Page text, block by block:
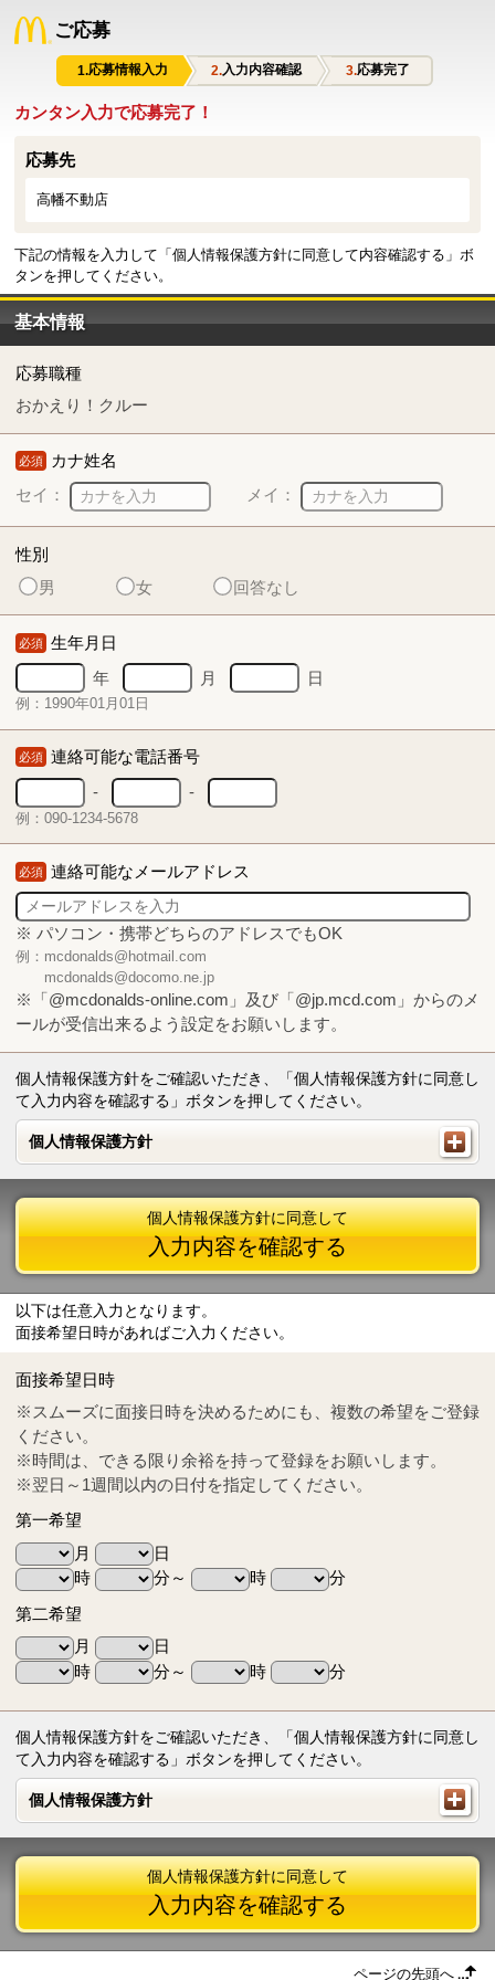
ご応募
応募情報入力 入力内容確認 応募完了
カンタン入力で応募完了！
応募先
高幡不動店
下記の情報を入力して「個人情報保護方針に同意して内容確認する」ボ
タンを押してください。
基本情報
応募職種
おかえり！クルー
必須 カナ姓名
セイ：
メイ：
性別
男
女 回答なし
必須 生年月日
年
月 日
例：1990年01月01日
必須 連絡可能な電話番号
-
-
例：090-1234-5678
必須 連絡可能なメールアドレス
※ パソコン・携帯どちらのアドレスでもOK
例：mcdonalds@hotmail.com
mcdonalds@docomo.ne.jp
※「@mcdonalds-online.com」及び「@jp.mcd.com」からのメ
ールが受信出来るよう設定をお願いします。
個人情報保護方針をご確認いただき、「個人情報保護方針に同意し
て入力内容を確認する」ボタンを押してください。
個人情報保護方針
個人情報保護方針
Tel
0570-55-0314
個人情報保護方針に同意して
入力内容を確認する
以下は任意入力となります。
面接希望日時があればご入力ください。
面接希望日時
※スムーズに面接日時を決めるためにも、複数の希望をご登録
ください。
※時間は、できる限り余裕を持って登録をお願いします。
※翌日～1週間以内の日付を指定してください。
第一希望
月
日
時
分～ 時
分
第二希望
月
日
時
分～ 時 分
個人情報保護方針をご確認いただき、「個人情報保護方針に同意し
て入力内容を確認する」ボタンを押してください。
個人情報保護方針
個人情報保護方針
個人情報保護方針に同意して
入力内容を確認する
ページの先頭へ